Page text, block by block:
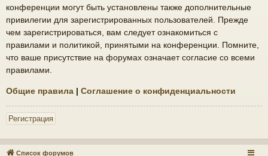
конференции могут быть установлены также дополнительные
привилегии для зарегистрированных пользователей. Прежде
чем зарегистрироваться, вам следует ознакомиться с
правилами и политикой, принятыми на конференции. Помните,
что ваше присутствие на форумах означает согласие со всеми
правилами.
Общие правила | Соглашение о конфиденциальности
Регистрация
Список форумов